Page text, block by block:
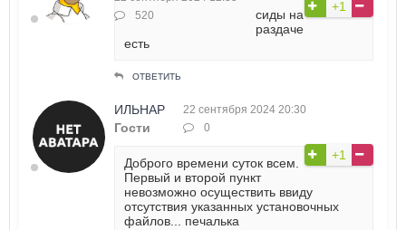
520
+1
сиды на
раздаче
есть
ОТВЕТИТЬ
ИЛЬНАР
Гости
22 сентября 2024 20:30
0
+1
Доброго времени суток всем.
Первый и второй пункт
невозможно осуществить ввиду
отсутствия указанных установочных
файлов... печалька